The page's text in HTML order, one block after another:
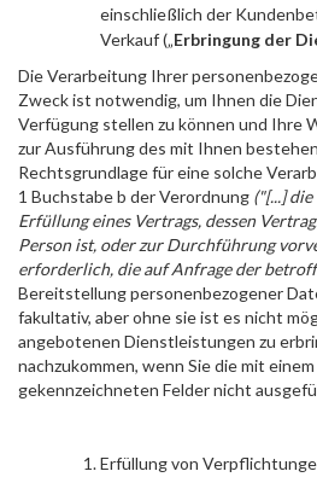
einschließlich der
Verkauf („Erbringung der
Die Verarbeitung Ihrer
Zweck ist notwendig, um Ihnen die
Verfügung stellen zu können und Ihre
zur Ausführung des mit Ihnen
Rechtsgrundlage für eine solche
1 Buchstabe b der Verordnung ("[...]
Erfüllung eines Vertrags, dessen
Person ist, oder zur Durchführung
erforderlich, die auf Anfrage der
Bereitstellung personenbezogener
fakultativ, aber ohne sie ist es nicht
angebotenen Dienstleistungen zu
nachzukommen, wenn Sie die mit
gekennzeichneten Felder nicht
Erfüllung von